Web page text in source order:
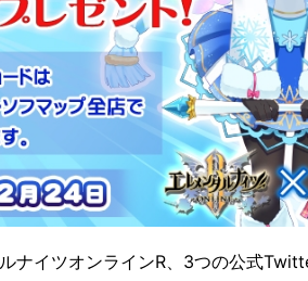
ナイツオンラインR、3つの公式